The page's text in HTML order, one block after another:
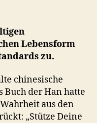
Lebensform
zu.
chinesische
Buch der Han hatte
aus den
„Stütze Deine